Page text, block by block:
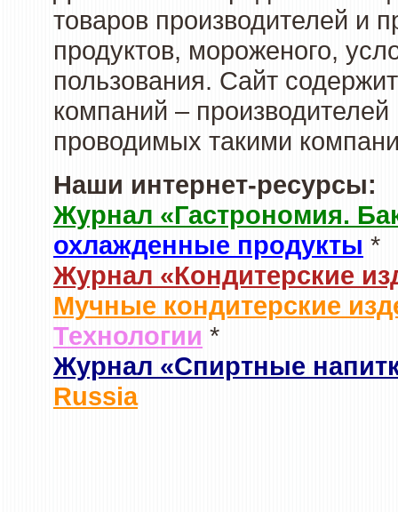
товаров производителей и
продуктов, мороженого,
пользования. Сайт
компаний –
проводимых такими
Наши интернет-ресурсы:
Журнал «Гастрономия.
охлажденные продукты *
Журнал «Кондитерские
Мучные кондитерские
Технологии *
Журнал «Спиртные
Russia